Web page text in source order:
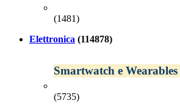
(1481)
Elettronica (114878)
Smartwatch e Wearables
(5735)